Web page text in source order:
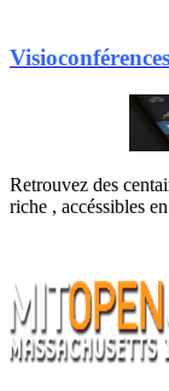
Retrouvez des
riche , accéssibles